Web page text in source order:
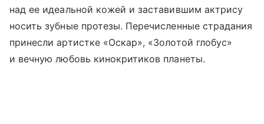
над ее идеальной кожей и заставившим актрису
носить зубные протезы. Перечисленные страдания
принесли артистке «Оскар», «Золотой глобус»
и вечную любовь кинокритиков планеты.